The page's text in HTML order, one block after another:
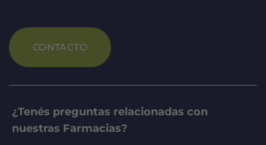
CONTACTO
¿Tenés preguntas relacionadas con
nuestras Farmacias?